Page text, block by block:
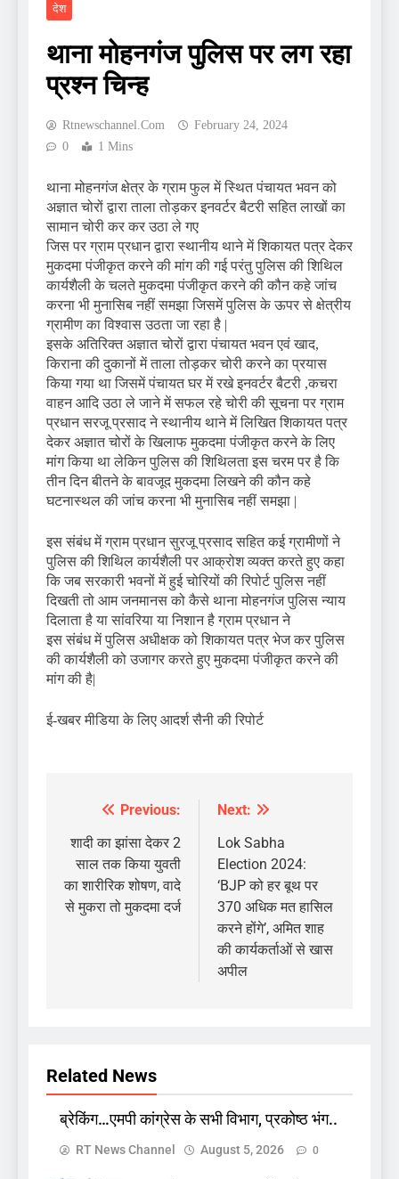
देश
थाना मोहनगंज पुलिस पर लग रहा
प्रश्न चिन्ह
Rtnewschannel.com
February 24, 2024
0
1 Mins
थाना मोहनगंज क्षेत्र के ग्राम फुल में स्थित पंचायत भवन को
अज्ञात चोरों द्वारा ताला तोड़कर इनवर्टर बैटरी सहित लाखों का
सामान चोरी कर कर उठा ले गए
जिस पर ग्राम प्रधान द्वारा स्थानीय थाने में शिकायत पत्र देकर
मुकदमा पंजीकृत करने की मांग की गई परंतु पुलिस की शिथिल
कार्यशैली के चलते मुकदमा पंजीकृत करने की कौन कहे जांच
करना भी मुनासिब नहीं समझा जिसमें पुलिस के ऊपर से क्षेत्रीय
ग्रामीण का विश्वास उठता जा रहा है |
इसके अतिरिक्त अज्ञात चोरों द्वारा पंचायत भवन एवं खाद,
किराना की दुकानों में ताला तोड़कर चोरी करने का प्रयास
किया गया था जिसमें पंचायत घर में रखे इनवर्टर बैटरी ,कचरा
वाहन आदि उठा ले जाने में सफल रहे चोरी की सूचना पर ग्राम
प्रधान सरजू प्रसाद ने स्थानीय थाने में लिखित शिकायत पत्र
देकर अज्ञात चोरों के खिलाफ मुकदमा पंजीकृत करने के लिए
मांग किया था लेकिन पुलिस की शिथिलता इस चरम पर है कि
तीन दिन बीतने के बावजूद मुकदमा लिखने की कौन कहे
घटनास्थल की जांच करना भी मुनासिब नहीं समझा |
इस संबंध में ग्राम प्रधान सुरजू प्रसाद सहित कई ग्रामीणों ने
पुलिस की शिथिल कार्यशैली पर आक्रोश व्यक्त करते हुए कहा
कि जब सरकारी भवनों में हुई चोरियों की रिपोर्ट पुलिस नहीं
दिखती तो आम जनमानस को कैसे थाना मोहनगंज पुलिस न्याय
दिलाता है या सांवरिया या निशान है ग्राम प्रधान ने
इस संबंध में पुलिस अधीक्षक को शिकायत पत्र भेज कर पुलिस
की कार्यशैली को उजागर करते हुए मुकदमा पंजीकृत करने की
मांग की है|
ई-खबर मीडिया के लिए आदर्श सैनी की रिपोर्ट
Post
navigation
Previous:
शादी का झांसा देकर 2
साल तक किया युवती
का शारीरिक शोषण, वादे
से मुकरा तो मुकदमा दर्ज
Next:
Lok Sabha
Election 2024:
‘BJP को हर बूथ पर
370 अधिक मत हासिल
करने होंगे’, अमित शाह
की कार्यकर्ताओं से खास
अपील
Related News
ब्रेकिंग…एमपी कांग्रेस के सभी विभाग, प्रकोष्ठ भंग..
RT News Channel August 5, 2026 0